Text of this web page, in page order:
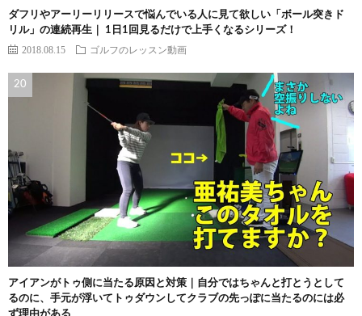
ダフリやアーリーリリースで悩んでいる人に見て欲しい「ボール突きド
リル」の連続再生｜ 1日1回見るだけで上手くなるシリーズ！
2018.08.15 ゴルフのレッスン動画
アイアンがトゥ側に当たる原因と対策｜自分ではちゃんと打とうとして
るのに、手元が浮いてトゥダウンしてクラブの先っぽに当たるのには必
ず理由がある